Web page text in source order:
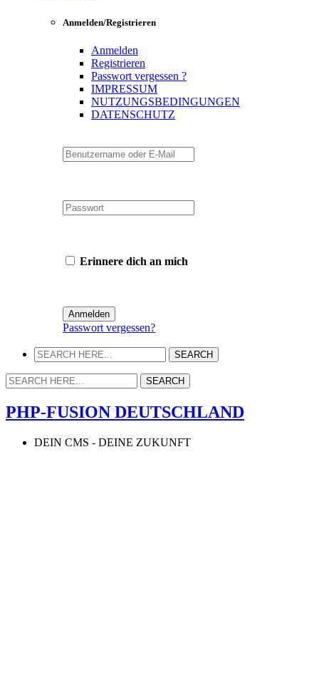
Anmelden/Registrieren
Anmelden
Registrieren
Passwort vergessen ?
IMPRESSUM
NUTZUNGSBEDINGUNGEN
DATENSCHUTZ
Erinnere dich an mich
Passwort vergessen?
PHP-FUSION DEUTSCHLAND
DEIN CMS - DEINE ZUKUNFT